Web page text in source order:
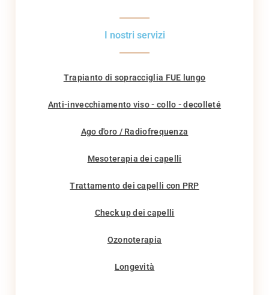
I nostri servizi
Trapianto di sopracciglia FUE lungo
Anti-invecchiamento viso - collo - decolleté
Ago d'oro / Radiofrequenza
Mesoterapia dei capelli
Trattamento dei capelli con PRP
Check up dei capelli
Ozonoterapia
Longevità